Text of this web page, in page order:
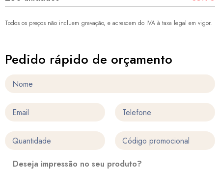
Todos os preços não incluem gravação, e acrescem do IVA à taxa legal em vigor.
Pedido rápido de orçamento
Deseja impressão no seu produto?